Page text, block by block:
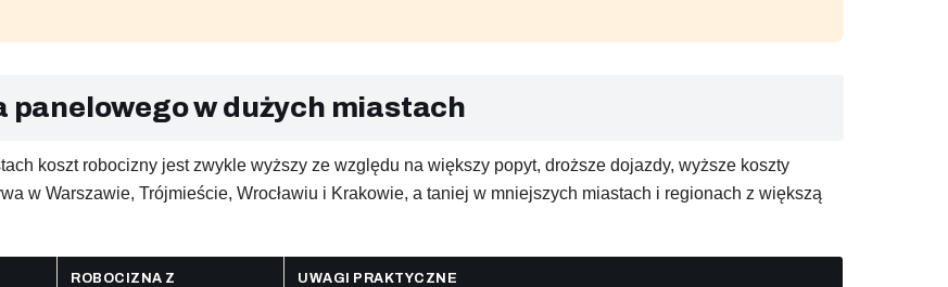
panelowego w dużych miastach
koszt robocizny jest zwykle wyższy ze względu na większy popyt, droższe dojazdy, wyższe koszty
w Warszawie, Trójmieście, Wrocławiu i Krakowie, a taniej w mniejszych miastach i regionach z większą
ROBOCIZNA Z
UWAGI PRAKTYCZNE